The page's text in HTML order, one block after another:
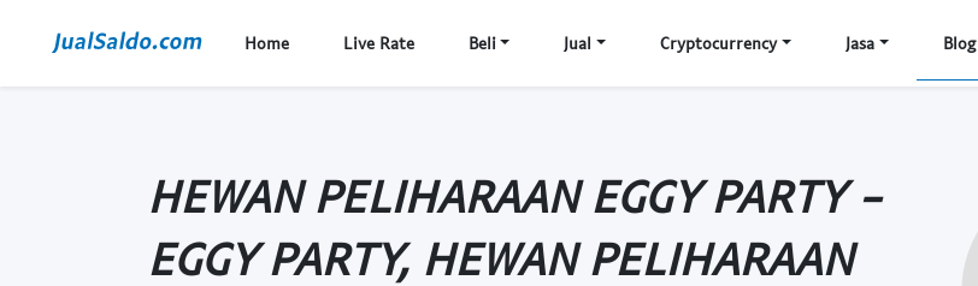
Home Live Rate Beli Jual Cryptocurrency Jasa Blog
HEWAN PELIHARAAN EGGY PARTY -
EGGY PARTY, HEWAN PELIHARAAN